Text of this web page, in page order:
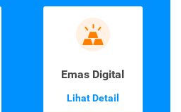
Emas Digital
Lihat Detail